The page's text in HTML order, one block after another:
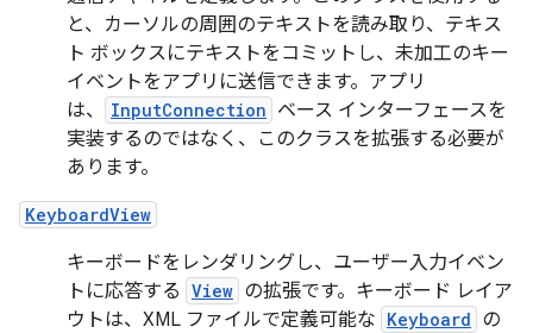
と、カーソルの周囲のテキストを読み取り、テキス
ト ボックスにテキストをコミットし、未加工のキー
イベントをアプリに送信できます。アプリ
は、
InputConnection ベース インターフェースを
実装するのではなく、このクラスを拡張する必要が
あります。
KeyboardView
キーボードをレンダリングし、ユーザー入力イベン
トに応答する View の拡張です。キーボード レイア
ウトは、XML ファイルで定義可能な Keyboard の